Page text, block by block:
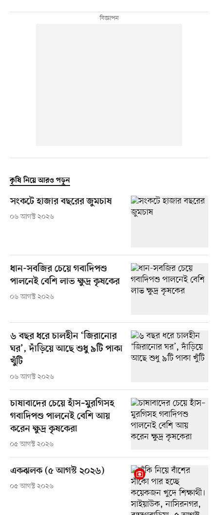
কৃষি নিয়ে আরও পড়ুন
সংকটে হাজার বছরের জুমচাষ
০৬ আগস্ট ২০২৬
ধান-সবজির চেয়ে গবাদিপশু
পালনেই বেশি লাভ ক্ষুদ্র কৃষকের
০৬ আগস্ট ২০২৬
৬ বছর ধরে চালহীন ‘জিরানোর
ঘর’, দাঁড়িয়ে আছে শুধু ৯টি পাকা
খুঁটি
০৬ আগস্ট ২০২৬
চাষাবাদের চেয়ে হাঁস–মুরগিসহ
গবাদিপশু পালনেই বেশি আয়
করেন ক্ষুদ্র কৃষকেরা
০৫ আগস্ট ২০২৬
একঝলক (৫ আগস্ট ২০২৬)
০৫ আগস্ট ২০২৬